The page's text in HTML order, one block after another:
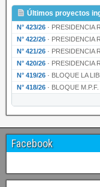
Últimos proyectos
N° 423/26 · PRESIDENCIA
N° 422/26 · PRESIDENCIA
N° 421/26 · PRESIDENCIA
N° 420/26 · PRESIDENCIA
N° 419/26 · BLOQUE LA
N° 418/26 · BLOQUE M.P.F.
Facebook